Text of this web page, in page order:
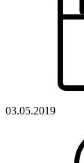
03.05.2019